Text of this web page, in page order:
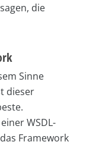
die
Sinne
dieser
WSDL-
Framework